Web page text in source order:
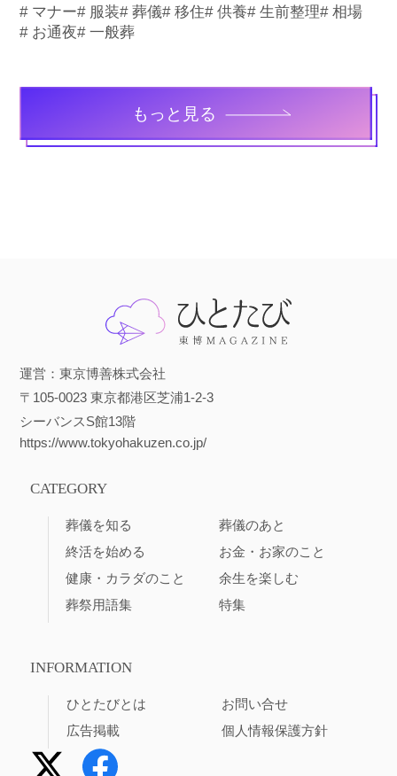
# マナー# 服装# 葬儀# 移住# 供養# 生前整理# 相場
# お通夜# 一般葬
もっと見る
運営：東京博善株式会社
〒105-0023 東京都港区芝浦1-2-3
シーバンスS館13階
https://www.tokyohakuzen.co.jp/
CATEGORY
葬儀を知る
葬儀のあと
終活を始める
お金・お家のこと
健康・カラダのこと
余生を楽しむ
葬祭用語集
特集
INFORMATION
ひとたびとは
お問い合せ
広告掲載
個人情報保護方針